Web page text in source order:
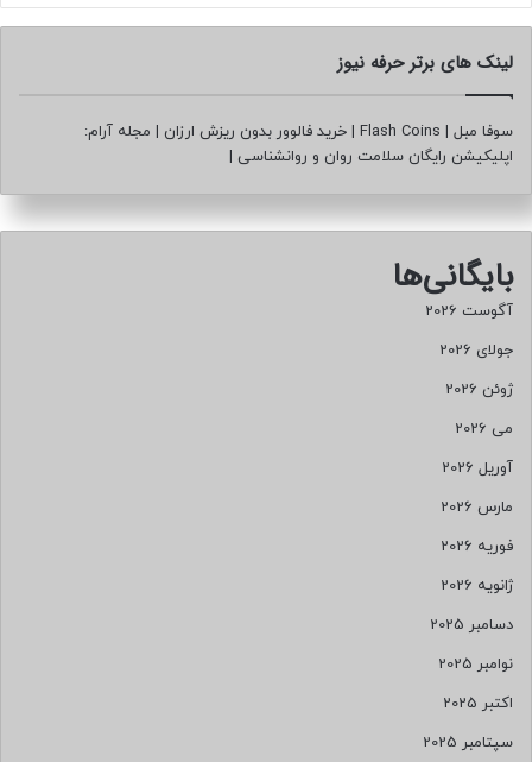
لینک های برتر حرفه نیوز
سوفا مبل |
Flash Coins
| خرید فالوور بدون ریزش ارزان | مجله آرام:
اپلیکیشن رایگان سلامت روان و روانشناسی |
بایگانی‌ها
آگوست 2026
جولای 2026
ژوئن 2026
می 2026
آوریل 2026
مارس 2026
فوریه 2026
ژانویه 2026
دسامبر 2025
نوامبر 2025
اکتبر 2025
سپتامبر 2025